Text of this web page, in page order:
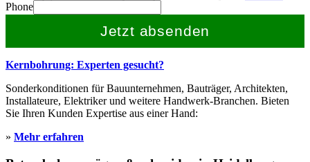
Phone
Jetzt absenden
Kernbohrung: Experten gesucht?
Sonderkonditionen für Bauunternehmen, Bauträger, Architekten,
Installateure, Elektriker und weitere Handwerk-Branchen. Bieten
Sie Ihren Kunden Expertise aus einer Hand:
» Mehr erfahren